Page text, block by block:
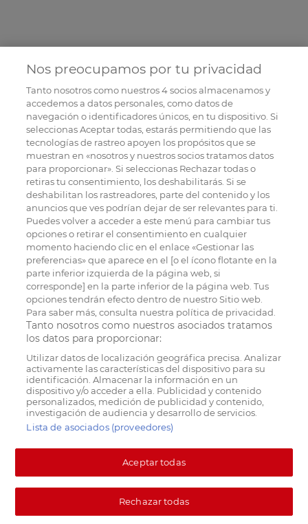
Nos preocupamos por tu privacidad
Tanto nosotros como nuestros4socios almacenamos y
accedemos a datos personales, como datos de
navegación o identificadores únicos, en tu dispositivo. Si
seleccionas Aceptar todas, estarás permitiendo que las
tecnologías de rastreo apoyen los propósitos que se
muestran en «nosotros y nuestros socios tratamos datos
para proporcionar». Si seleccionas Rechazar todas o
retiras tu consentimiento, los deshabilitarás. Si se
deshabilitan los rastreadores, parte del contenido y los
anuncios que ves podrían dejar de ser relevantes para ti.
Puedes volver a acceder a este menú para cambiar tus
opciones o retirar el consentimiento en cualquier
momento haciendo clic en el enlace «Gestionar las
preferencias» que aparece en el [o el ícono flotante en la
parte inferior izquierda de la página web, si
corresponde] en la parte inferior de la página web. Tus
opciones tendrán efecto dentro de nuestro Sitio web.
Para saber más, consulta nuestra política de privacidad.
Tanto nosotros como nuestros asociados tratamos
los datos para proporcionar:
Utilizar datos de localización geográfica precisa. Analizar
activamente las características del dispositivo para su
identificación. Almacenar la información en un
dispositivo y/o acceder a ella. Publicidad y contenido
personalizados, medición de publicidad y contenido,
investigación de audiencia y desarrollo de servicios.
Lista de asociados (proveedores)
Aceptar todas
Rechazar todas